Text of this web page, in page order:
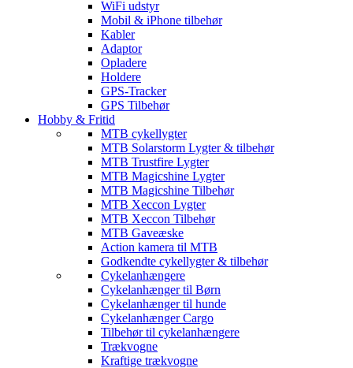
WiFi udstyr
Mobil & iPhone tilbehør
Kabler
Adaptor
Opladere
Holdere
GPS-Tracker
GPS Tilbehør
Hobby & Fritid
MTB cykellygter
MTB Solarstorm Lygter & tilbehør
MTB Trustfire Lygter
MTB Magicshine Lygter
MTB Magicshine Tilbehør
MTB Xeccon Lygter
MTB Xeccon Tilbehør
MTB Gaveæske
Action kamera til MTB
Godkendte cykellygter & tilbehør
Cykelanhængere
Cykelanhænger til Børn
Cykelanhænger til hunde
Cykelanhænger Cargo
Tilbehør til cykelanhængere
Trækvogne
Kraftige trækvogne